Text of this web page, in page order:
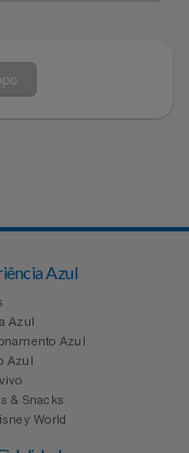
Azul
Azul
Azul
Azul
& Snacks
World